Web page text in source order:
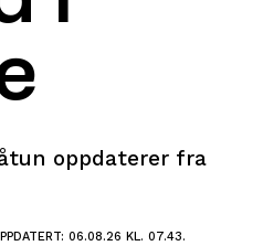
oppdaterer fra
06.08.26 KL. 07.43.